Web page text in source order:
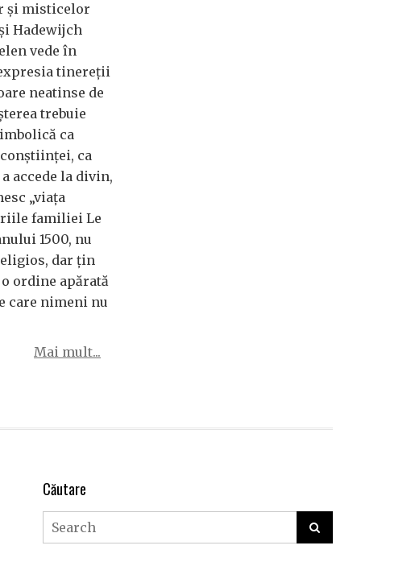
şi misticelor
Hadewijch
vede în
tinereţii
neatinse de
trebuie
ca
ca
accede la divin,
„viaţa
familiei Le
1500, nu
dar ţin
ordine apărată
care nimeni nu
Mai mult...
Căutare